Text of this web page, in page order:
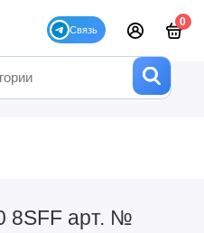
0
8SFF арт. №